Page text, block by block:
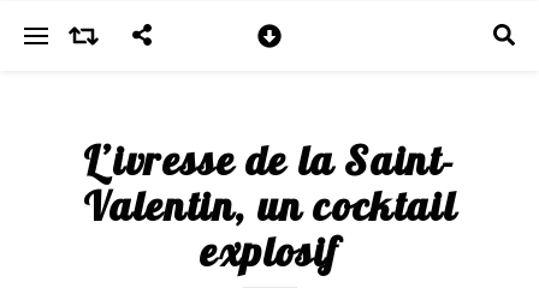
L’ivresse de la Saint-
Valentin, un cocktail
explosif